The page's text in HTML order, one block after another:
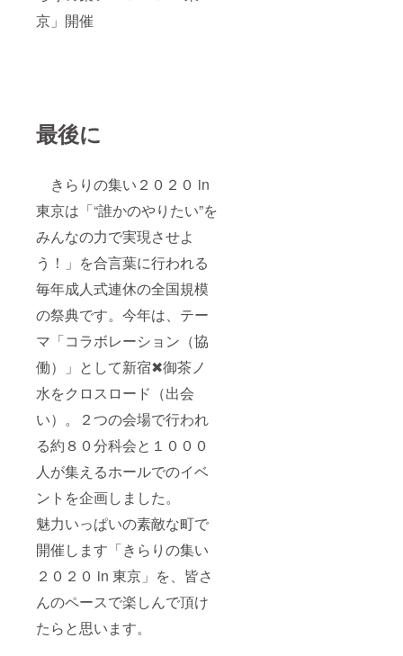
京」開催
最後に
きらりの集い２０２０ in
東京は「“誰かのやりたい”を
みんなの力で実現させよ
う！」を合言葉に行われる
毎年成人式連休の全国規模
の祭典です。今年は、テー
マ「コラボレーション（協
働）」として新宿✖御茶ノ
水をクロスロード（出会
い）。２つの会場で行われ
る約８０分科会と１０００
人が集えるホールでのイベ
ントを企画しました。
魅力いっぱいの素敵な町で
開催します「きらりの集い
２０２０ in 東京」を、皆さ
んのペースで楽しんで頂け
たらと思います。